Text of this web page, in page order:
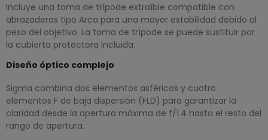
Incluye una toma de trípode extraíble compatible con
abrazaderas tipo Arca para una mayor estabilidad debido al
peso del objetivo. La toma de trípode se puede sustituir por
la cubierta protectora incluida.
Diseño óptico complejo
Sigma combina dos elementos asféricos y cuatro
elementos F de baja dispersión (FLD) para garantizar la
claridad desde la apertura máxima de f/1.4 hasta el resto del
rango de apertura.